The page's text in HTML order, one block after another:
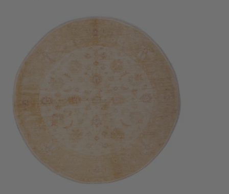
Shal Dywan 202x202cm - Dywan orientalny
9.066,00 zł 22.229,00 zł -59%